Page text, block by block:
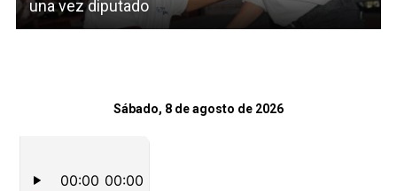
una vez diputado
Sábado, 8 de agosto de 2026